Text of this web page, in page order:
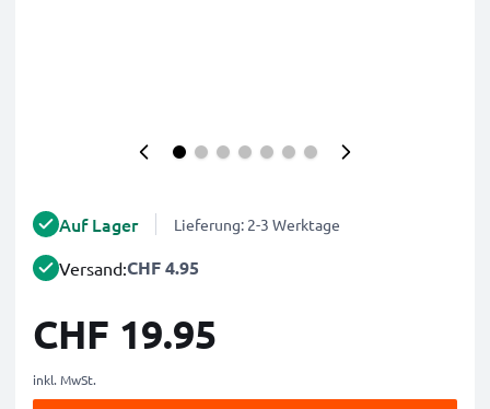
Auf Lager Lieferung: 2-3 Werktage
Versand:CHF 4.95
CHF 19.95
inkl. MwSt.